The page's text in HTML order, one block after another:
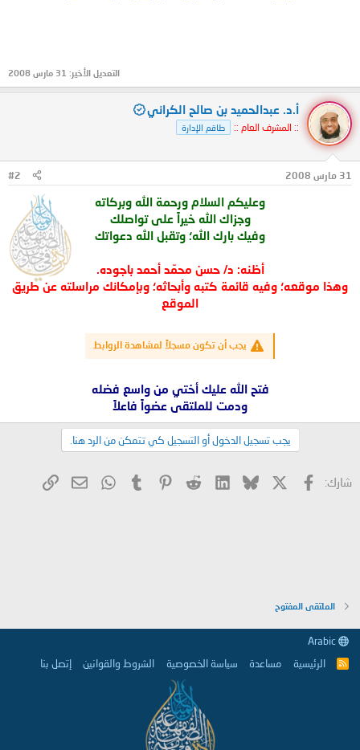
التعديل الأخير: 31 مارس 2008
أ.د. عبدالحميد بن صالح الكراني
:: المشرف العام :: طاقم الإدارة
31 مارس 2008 #2
وعليكم السلام ورحمة الله وبركاته
وجزاك الله خيراً على تواصلك
وفيك بارك الله؛ وتقبل الله دعواتك
أظنه: د/ حسن محمّد أحمد باجوده.
وهذا موقعه؛ وفيه قائمة كتبه وأبحاثه؛ وبإمكانك مراسلته عن طريق
الموقع
يجب أن تكون مسجلاً لمشاهدة الروابط
فتح الله عليك أختي من واسع فضله
ودمت للملتقى عضواً فاعلاً
يجب تسجيل الدخول أو التسجيل كي تتمكن من الرد هنا.
شارك: فيسبوك Bluesky
LinkedIn
Reddit
Pinterest
Tumblr
WhatsApp
البريد
الملتقى المفتوح
R
الرئيسية مساعدة سياسة الخصوصية الشروط والقوانين إتصل بنا